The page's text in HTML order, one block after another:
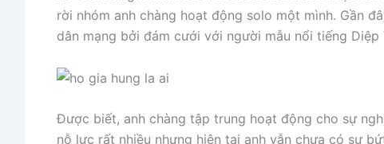
rời nhóm anh chàng hoạt động solo một mình. Gần
dân mạng bởi đám cưới với người mẫu nổi tiếng Diệp
Được biết, anh chàng tập trung hoạt động cho sự
nỗ lực rất nhiều nhưng hiện tại anh vẫn chưa có sự